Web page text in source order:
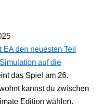
den neuesten Teil
auf die
das Spiel am 26.
kannst du zwischen
Edition wählen.